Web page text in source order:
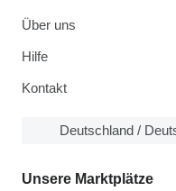
Über uns
Hilfe
Kontakt
Deutschland /
Unsere Marktplätze